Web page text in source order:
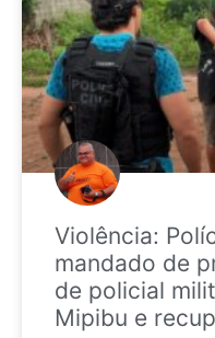
Violência:
mandado de
de policial
Mipibu e